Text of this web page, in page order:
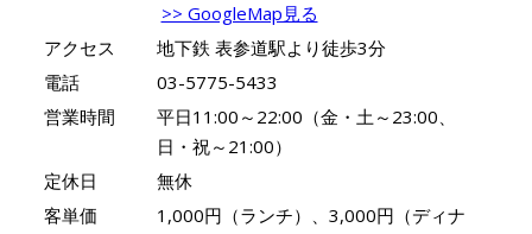
>> GoogleMap見る
アクセス
地下鉄 表参道駅より徒歩3分
電話
03-5775-5433
営業時間
平日11:00～22:00（金・土～23:00、
日・祝～21:00）
定休日
無休
客単価
1,000円（ランチ）、3,000円（ディナ